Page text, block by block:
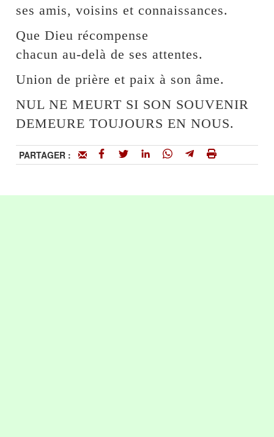
ses amis, voisins et connaissances.
Que Dieu récompense
chacun au-delà de ses attentes.
Union de prière et paix à son âme.
NUL NE MEURT SI SON SOUVENIR
DEMEURE TOUJOURS EN NOUS.
PARTAGER :